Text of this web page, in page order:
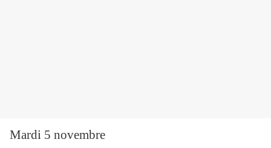
Mardi 5 novembre